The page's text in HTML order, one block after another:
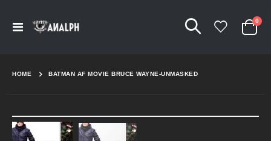
Navigation
Cart
0
HOME BATMAN AF MOVIE BRUCE WAYNE-UNMASKED
Skip
to